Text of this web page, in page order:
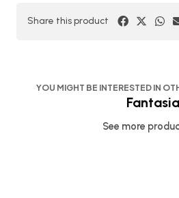
Share this product
YOU MIGHT BE INTERESTED IN
Fantasia
See more